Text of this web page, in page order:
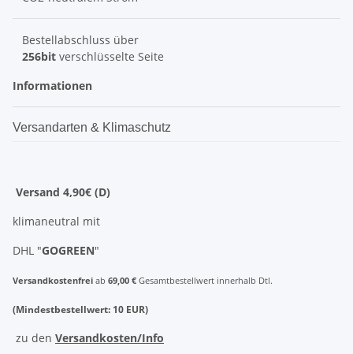
Bestellabschluss über
256bit verschlüsselte Seite
Informationen
Versandarten & Klimaschutz
Versand 4,90€ (D)
klimaneutral mit
DHL "GOGREEN"
Versandkostenfrei ab 69,00 € Gesamtbestellwert innerhalb Dtl.
(Mindestbestellwert: 10 EUR)
zu den Versandkosten/Info